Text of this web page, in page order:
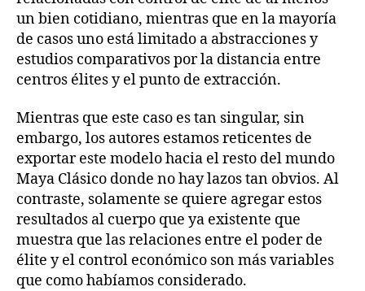
un bien cotidiano, mientras que en la mayoría
de casos uno está limitado a abstracciones y
estudios comparativos por la distancia entre
centros élites y el punto de extracción.
Mientras que este caso es tan singular, sin
embargo, los autores estamos reticentes de
exportar este modelo hacia el resto del mundo
Maya Clásico donde no hay lazos tan obvios. Al
contraste, solamente se quiere agregar estos
resultados al cuerpo que ya existente que
muestra que las relaciones entre el poder de
élite y el control económico son más variables
que como habíamos considerado.